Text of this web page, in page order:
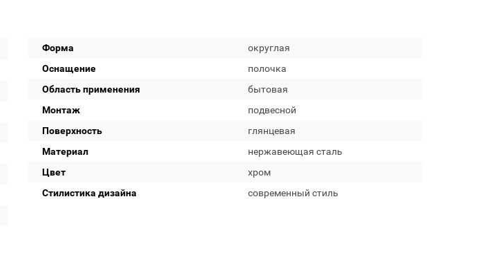
Форма
округлая
Оснащение
полочка
Область применения
бытовая
Монтаж
подвесной
Поверхность
глянцевая
Материал
нержавеющая сталь
Цвет
хром
Стилистика дизайна
современный стиль